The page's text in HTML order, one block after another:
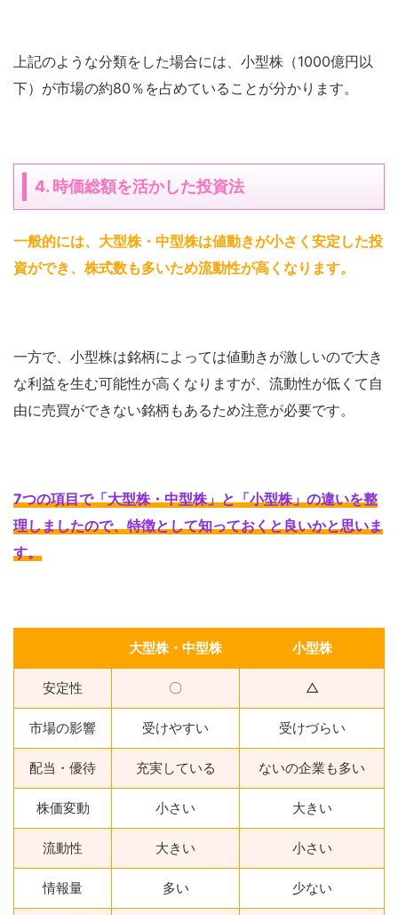
上記のような分類をした場合には、小型株（1000億円以
下）が市場の約80％を占めていることが分かります。
4. 時価総額を活かした投資法
一般的には、大型株・中型株は値動きが小さく安定した投
資ができ、株式数も多いため流動性が高くなります。
一方で、小型株は銘柄によっては値動きが激しいので大き
な利益を生む可能性が高くなりますが、流動性が低くて自
由に売買ができない銘柄もあるため注意が必要です。
7つの項目で「大型株・中型株」と「小型株」の違いを整
理しましたので、特徴として知っておくと良いかと思いま
す。
大型株・中型株 小型株
安定性 〇 △
市場の影響 受けやすい 受けづらい
配当・優待 充実している ないの企業も多い
株価変動 小さい 大きい
流動性 大きい 小さい
情報量 多い 少ない